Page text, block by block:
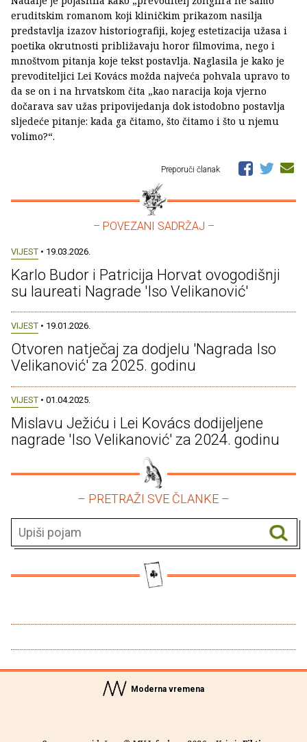
eruditskim romanom koji kliničkim prikazom nasilja
predstavlja izazov historiografiji, kojeg estetizacija užasa i
poetika okrutnosti približavaju horor filmovima, nego i
mnoštvom pitanja koje tekst postavlja. Naglasila je kako je
prevoditeljici Lei Kovács možda najveća pohvala upravo to
da se on i na hrvatskom čita „kao naracija koja vjerno
dočarava sav užas pripovijedanja dok istodobno postavlja
sljedeće pitanje: kada ga čitamo, što čitamo i što u njemu
volimo?“.
Preporuči članak
– POVEZANI SADRŽAJ –
VIJEST • 19.03.2026.
Karlo Budor i Patricija Horvat ovogodišnji
su laureati Nagrade 'Iso Velikanović'
VIJEST • 19.01.2026.
Otvoren natječaj za dodjelu 'Nagrada Iso
Velikanović' za 2025. godinu
VIJEST • 01.04.2025.
Mislavu Ježiću i Lei Kovács dodijeljene
nagrade 'Iso Velikanović' za 2024. godinu
– PRETRAŽI SVE ČLANKE –
Moderna vremena